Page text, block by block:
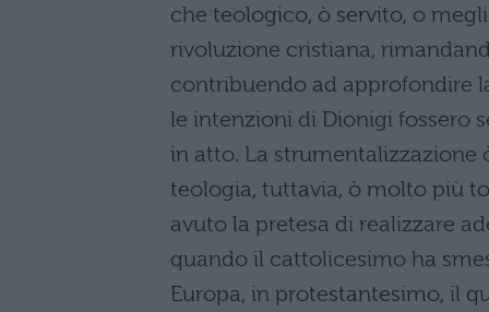
che teologico, ò servito, o
rivoluzione cristiana,
contribuendo ad approfondire
le intenzioni di Dionigi fossero
in atto. La strumentalizzazione
teologia, tuttavia, ò molto più
avuto la pretesa di realizzare
quando il cattolicesimo ha
Europa, in protestantesimo, il